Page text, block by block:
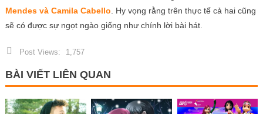
Mendes và Camila Cabello . Hy vọng rằng trên thực tế cả hai cũng
sẽ có được sự ngọt ngào giống như chính lời bài hát.
Post Views: 1,757
BÀI VIẾT LIÊN QUAN